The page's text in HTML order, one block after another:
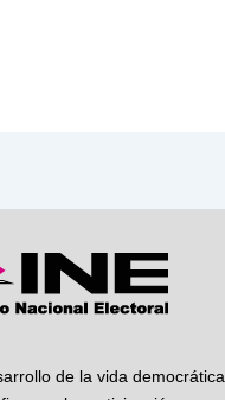
de la vida democrática